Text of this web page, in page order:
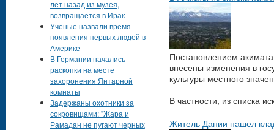
Постановлением
внесены изменения в
культуры местного
В частности, из списка
Житель Дании нашел
лет назад из музея,
возвращается в Ирак
Ученые назвали время
появления первых людей в
Америке
В Германии начались
раскопки на месте
захоронения Янтарной
комнаты
Задержаны охотники за
сокровищами: "Жара и
Рамадан не пугают черных